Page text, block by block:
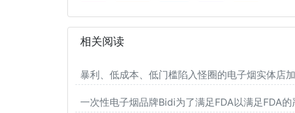
相关阅读
暴利、低成本、低门槛陷入怪圈的电子烟实体店
一次性电子烟品牌Bidi为了满足FDA以满足FDA的